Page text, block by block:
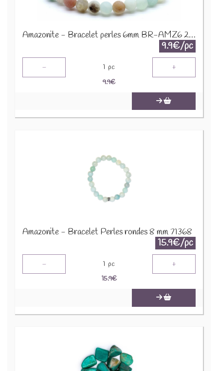
Amazonite - Bracelet perles 6mm BR-AMZ6 2274
9.9€/pc
- 1 pc +
9.9€
Amazonite - Bracelet Perles rondes 8 mm 71368
15.9€/pc
- 1 pc +
15.9€